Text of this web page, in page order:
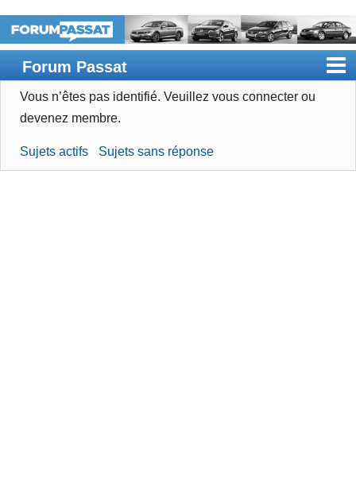
Forum Passat
Accueil
Devenir membre
Vous n’êtes pas identifié. Veuillez vous connecter ou
devenez membre.
Sujets actifs Sujets sans réponse